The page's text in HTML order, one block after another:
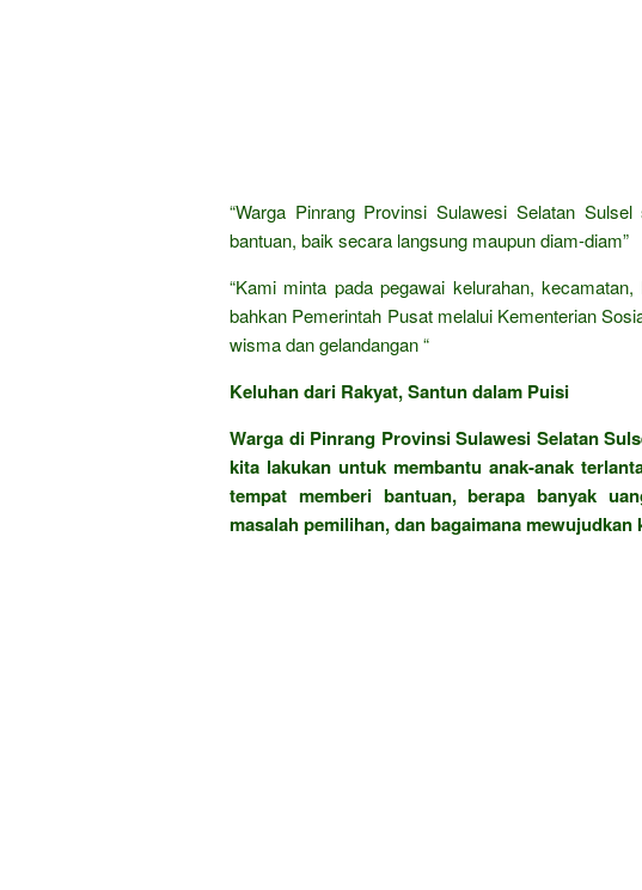
“Warga Pinrang Provinsi Sulawesi Selatan
bantuan, baik secara langsung maupun diam-diam”
“Kami minta pada pegawai kelurahan,
bahkan Pemerintah Pusat melalui Kementerian
wisma dan gelandangan “
Keluhan dari Rakyat, Santun dalam Puisi
Warga di Pinrang Provinsi Sulawesi Selatan
kita lakukan untuk membantu anak-anak
tempat memberi bantuan, berapa banyak
masalah pemilihan, dan bagaimana